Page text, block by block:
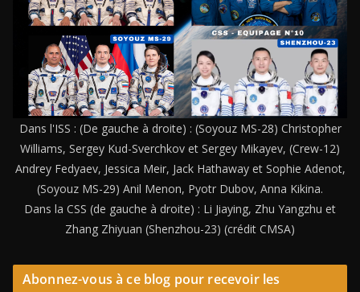
Dans l'ISS : (De gauche à droite) : (Soyouz MS-28) Christopher
Williams, Sergey Kud-Sverchkov et Sergey Mikayev, (Crew-12)
Andrey Fedyaev, Jessica Meir, Jack Hathaway et Sophie Adenot,
(Soyouz MS-29) Anil Menon, Pyotr Dubov, Anna Kikina.
Dans la CSS (de gauche à droite) : Li Jiaying, Zhu Yangzhu et
Zhang Zhiyuan (Shenzhou-23) (crédit CMSA)
Abonnez-vous à ce blog pour recevoir les